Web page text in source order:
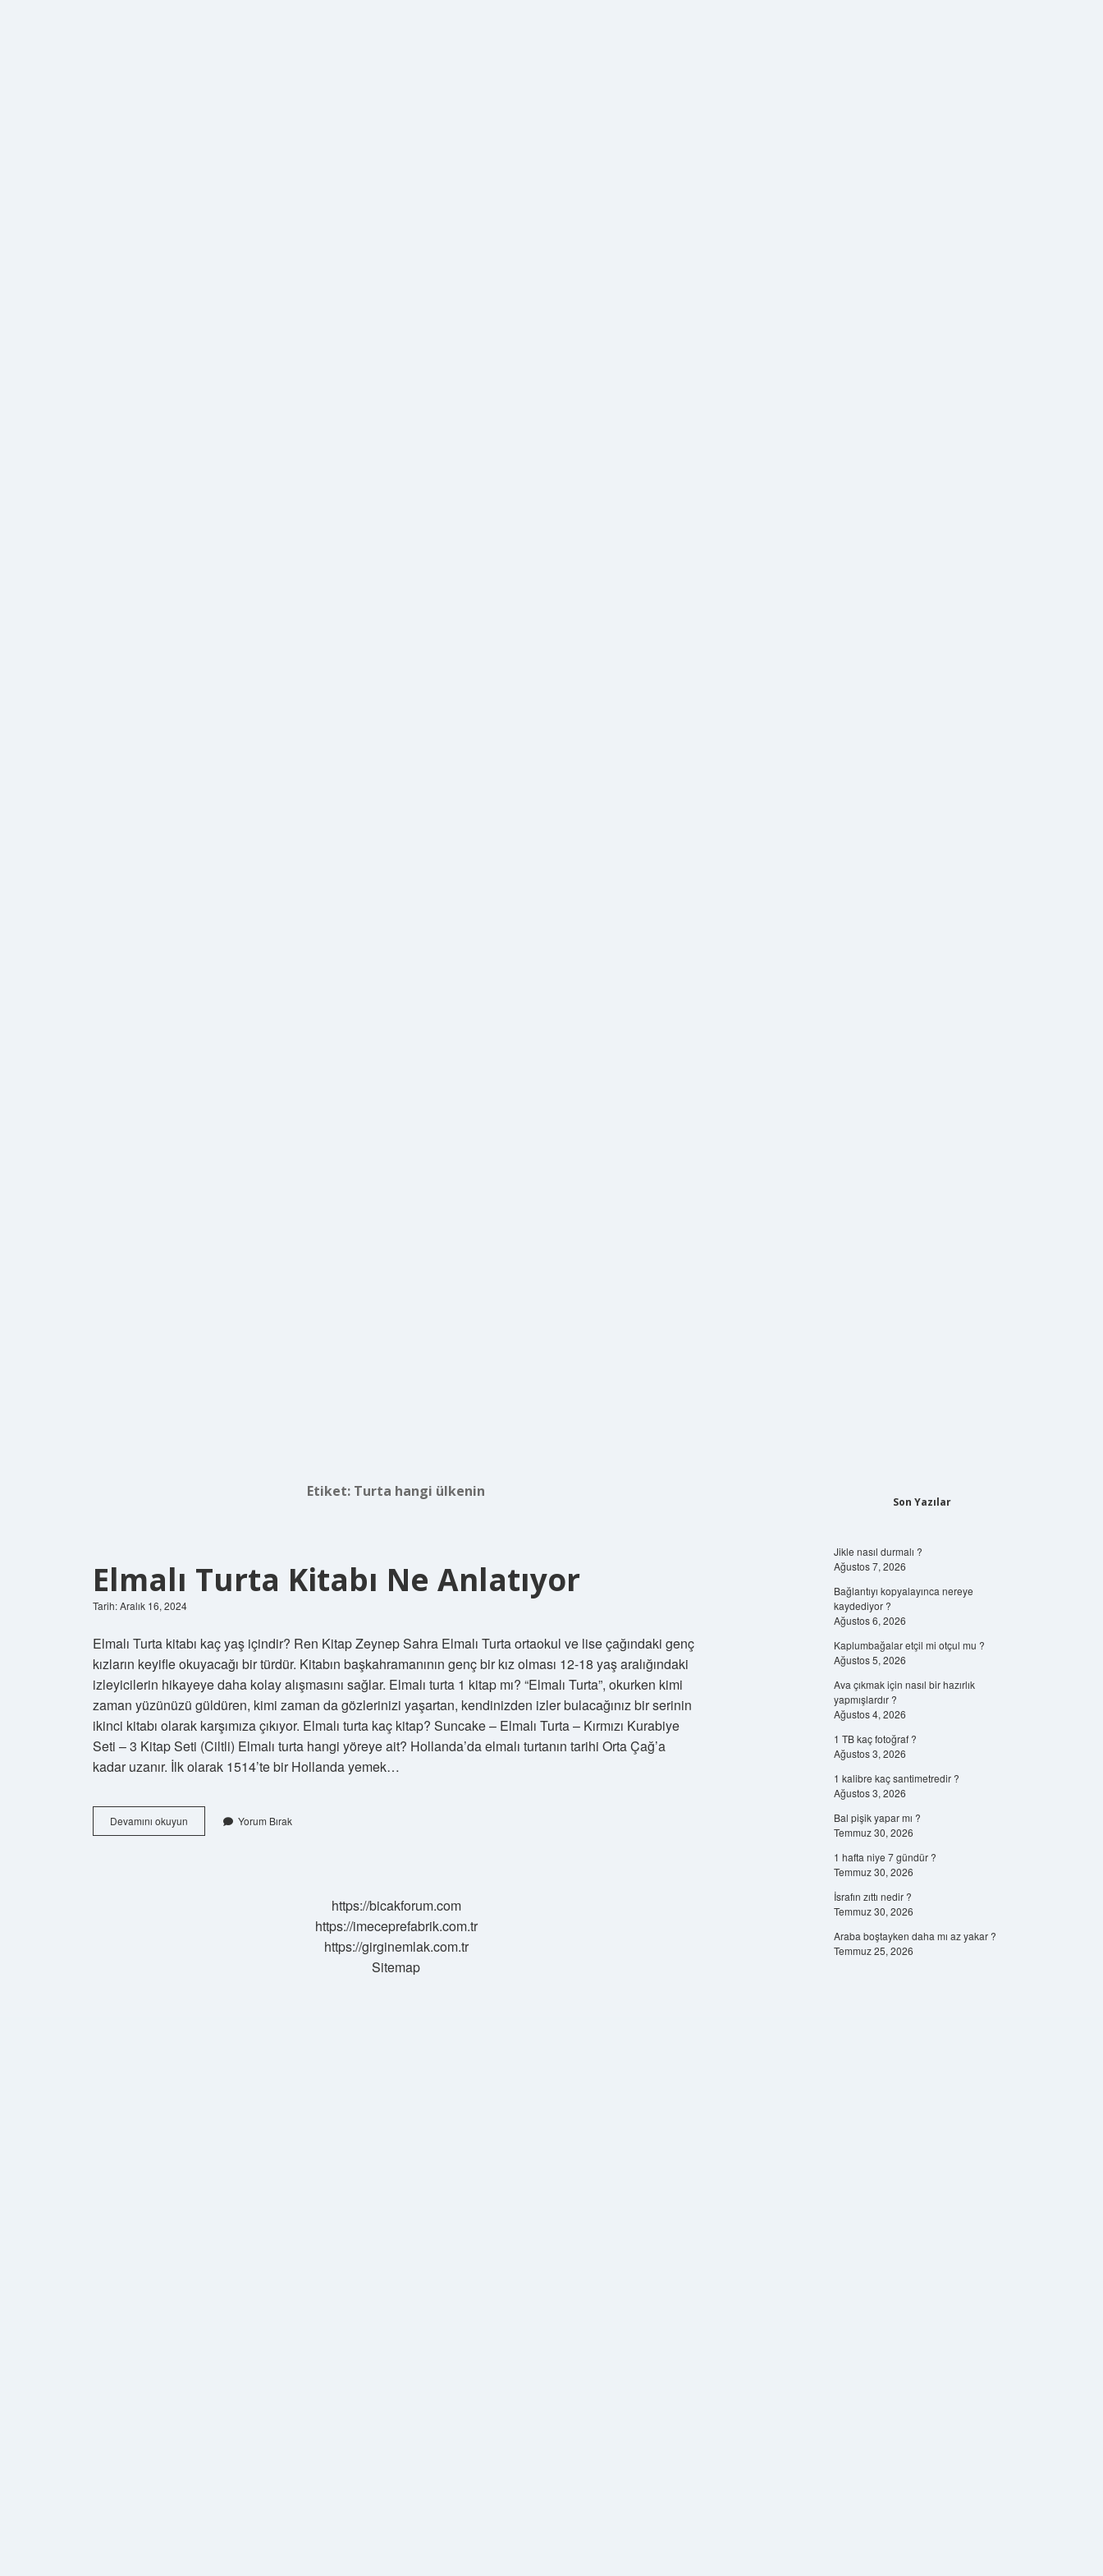
Etiket: Turta hangi ülkenin
Elmalı Turta Kitabı Ne Anlatıyor
Tarih: Aralık 16, 2024
Elmalı Turta kitabı kaç yaş içindir? Ren Kitap Zeynep Sahra Elmalı Turta ortaokul ve lise çağındaki genç
kızların keyifle okuyacağı bir türdür. Kitabın başkahramanının genç bir kız olması 12-18 yaş aralığındaki
izleyicilerin hikayeye daha kolay alışmasını sağlar. Elmalı turta 1 kitap mı? “Elmalı Turta”, okurken kimi
zaman yüzünüzü güldüren, kimi zaman da gözlerinizi yaşartan, kendinizden izler bulacağınız bir serinin
ikinci kitabı olarak karşımıza çıkıyor. Elmalı turta kaç kitap? Suncake – Elmalı Turta – Kırmızı Kurabiye
Seti – 3 Kitap Seti (Ciltli) Elmalı turta hangi yöreye ait? Hollanda’da elmalı turtanın tarihi Orta Çağ’a
kadar uzanır. İlk olarak 1514’te bir Hollanda yemek…
Devamını okuyun
Turta
Yorum Bırak
https://bicakforum.com
https://imeceprefabrik.com.tr
https://girginemlak.com.tr
Sitemap
Son Yazılar
Jikle nasıl durmalı ?
Ağustos 7, 2026
Bağlantıyı kopyalayınca nereye
kaydediyor ?
Ağustos 6, 2026
Kaplumbağalar etçil mi otçul mu ?
Ağustos 5, 2026
Ava çıkmak için nasıl bir hazırlık
yapmışlardır ?
Ağustos 4, 2026
1 TB kaç fotoğraf ?
Ağustos 3, 2026
1 kalibre kaç santimetredir ?
Ağustos 3, 2026
Bal pişik yapar mı ?
Temmuz 30, 2026
1 hafta niye 7 gündür ?
Temmuz 30, 2026
İsrafın zıttı nedir ?
Temmuz 30, 2026
Araba boştayken daha mı az yakar ?
Temmuz 25, 2026